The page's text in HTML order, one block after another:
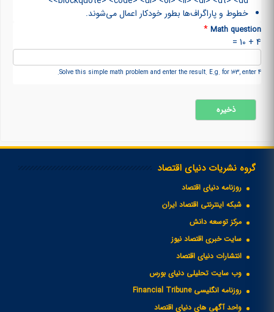
خطوط و پاراگراف‌ها بطور خودکار اعمال می‌شوند.
Math question
*
4 + 10 =
Solve this simple math problem and enter the result. E.g. for 1+3, enter 4.
گروه نشریات دنیای اقتصاد
روزنامه دنیای اقتصاد
شبکه اینترنتی اقتصاد ایران
مرکز توسعه دانش
سایت خبری اقتصاد نیوز
انتشارات دنیای اقتصاد
وب سایت تحلیلی دنیای بورس
روزنامه انگلیسی Financial Tribune
واحد آگهی های دنیای اقتصاد